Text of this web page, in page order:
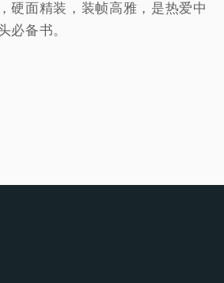
硬面精装，装帧高雅，是热爱中
必备书。